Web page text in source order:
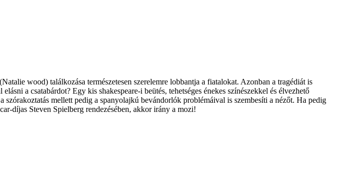
wood) találkozása természetesen szerelemre lobbantja a fiatalokat. Azonban a tragédiát is
a csatabárdot? Egy kis shakespeare-i beütés, tehetséges énekes színészekkel és élvezhető
mellett pedig a spanyolajkú bevándorlók problémáival is szembesíti a nézőt. Ha pedig
díjas Steven Spielberg rendezésében, akkor irány a mozi!